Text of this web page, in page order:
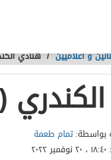
و اعلاميين /هنادي
بواسطة:تمام طعمة
١٨:٤٠ ، ٢٠ نوفمبر ٢٠٢٢